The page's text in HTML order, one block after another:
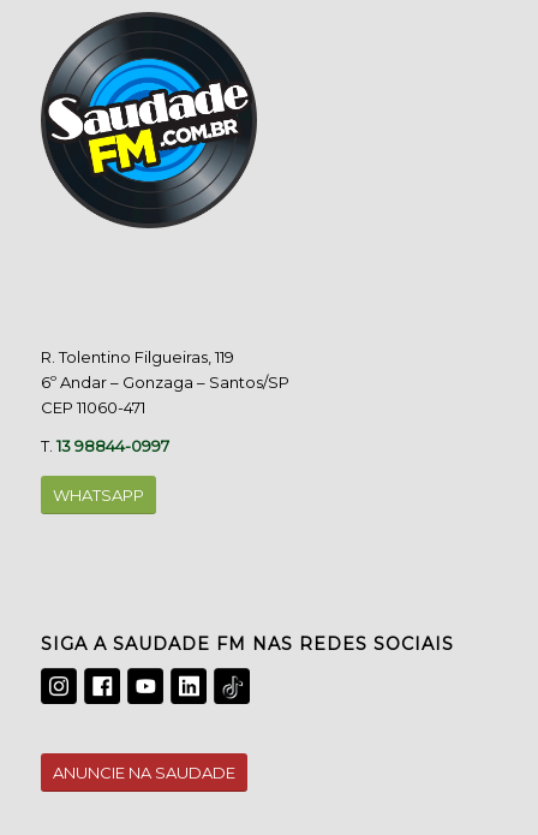
R. Tolentino Filgueiras, 119
6º Andar – Gonzaga – Santos/SP
CEP 11060-471
T.13 98844-0997
WHATSAPP
SIGA A SAUDADE FM NAS REDES SOCIAIS
ANUNCIE NA SAUDADE